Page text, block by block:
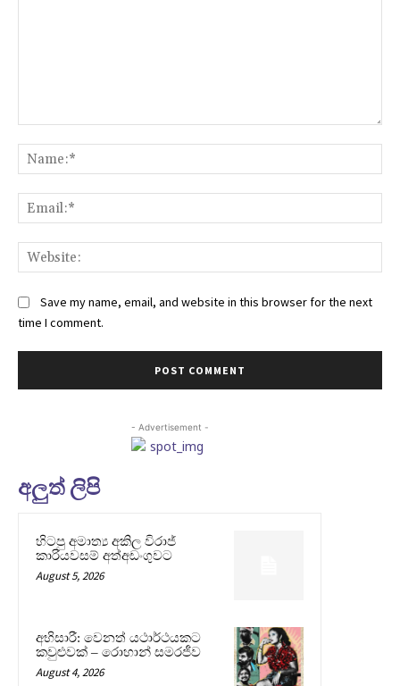
Save my name, email, and website in this browser for the next
time I comment.
- Advertisement -
අලුත් ලිපි
හිටපු අමාත්‍ය අකිල විරාජ්
කාරියවසම් අත්අඩංගුවට
August 5, 2026
අභිසාරී: වෙනත් යථාර්ථයකට
කවුළුවක් – රොහාන් සමරජීව
August 4, 2026